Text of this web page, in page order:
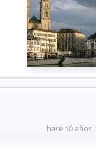
hace 10 años